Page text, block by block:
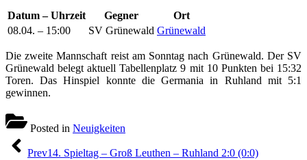
Datum – Uhrzeit Gegner
Ort
08.04. – 15:00
SV Grünewald Grünewald
Die zweite Mannschaft reist am Sonntag nach Grünewald. Der SV
Grünewald belegt aktuell Tabellenplatz 9 mit 10 Punkten bei 15:32
Toren. Das Hinspiel konnte die Germania in Ruhland mit 5:1
gewinnen.
Posted in Neuigkeiten
Beitragsnavigation
Prev14. Spieltag – Groß Leuthen – Ruhland 2:0 (0:0)